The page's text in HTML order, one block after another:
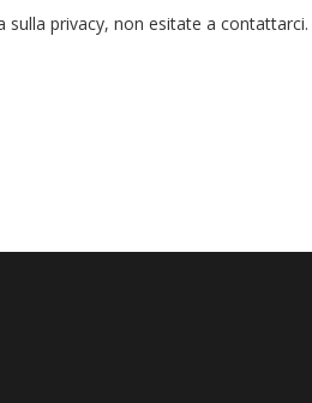
privacy, non esitate a contattarci.